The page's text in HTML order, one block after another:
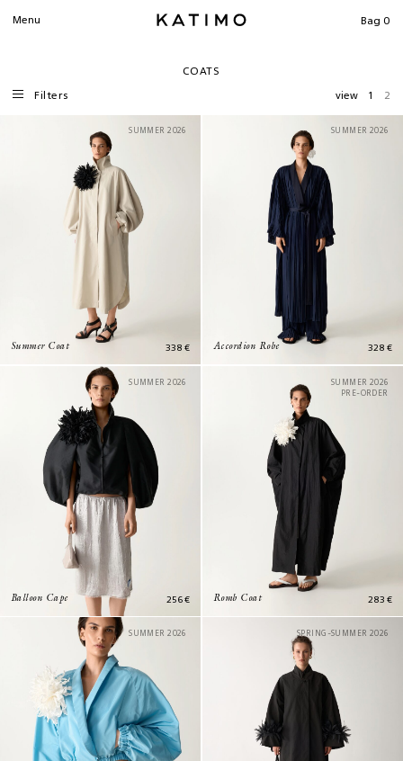
Menu Bag 0
SEARCH
Filters
COATS
view
1 2
SUMMER 2026
Summer Coat 338 €
SUMMER 2026
Accordion Robe 328 €
SUMMER 2026
Balloon Cape 256€
SUMMER 2026
PRE-ORDER
Romb Coat 283 €
SUMMER 2026 SPRING-SUMMER 2026